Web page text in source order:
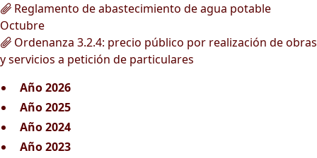
Reglamento de abastecimiento de agua potable
Octubre
Ordenanza 3.2.4: precio público por realización de obras
y servicios a petición de particulares
Año 2026
Año 2025
Año 2024
Año 2023